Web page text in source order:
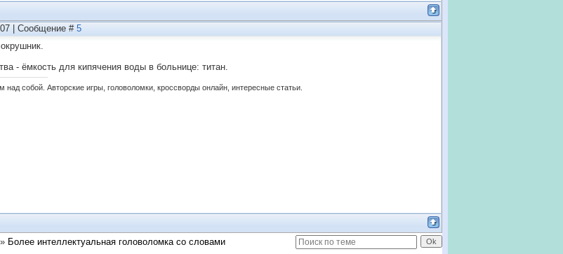
| Сообщение #5
- ёмкость для кипячения воды в больнице: титан.
над собой. Авторские игры, головоломки, кроссворды онлайн, интересные статьи.
» Более интеллектуальная головоломка со словами